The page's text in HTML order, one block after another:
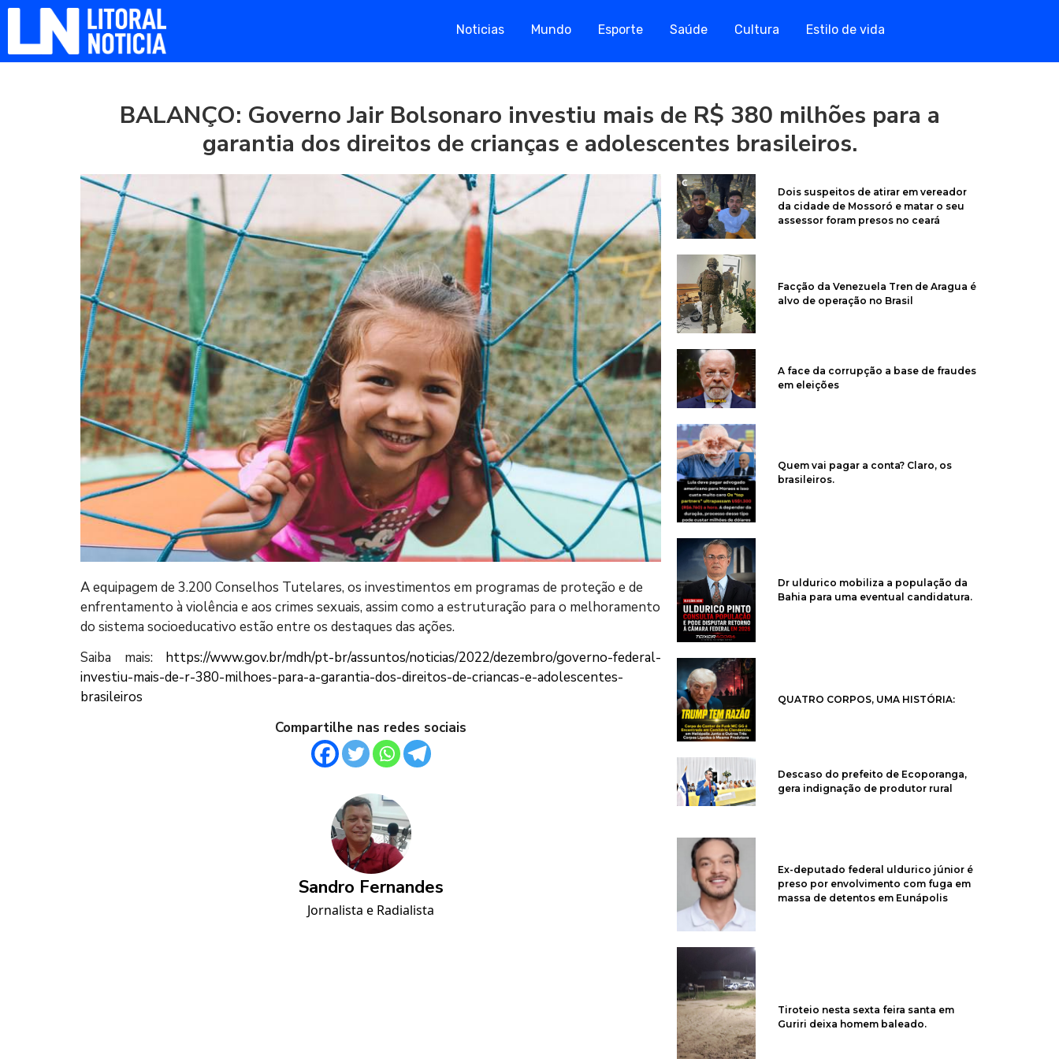
Noticias Mundo Esporte Saúde Cultura Estilo de vida
BALANÇO: Governo Jair Bolsonaro investiu mais de R$ 380 milhões para a
garantia dos direitos de crianças e adolescentes brasileiros.
A equipagem de 3.200 Conselhos Tutelares, os investimentos em programas de proteção e de
enfrentamento à violência e aos crimes sexuais, assim como a estruturação para o melhoramento
do sistema socioeducativo estão entre os destaques das ações.
Saiba mais: https://www.gov.br/mdh/pt-br/assuntos/noticias/2022/dezembro/governo-federal-
investiu-mais-de-r-380-milhoes-para-a-garantia-dos-direitos-de-criancas-e-adolescentes-
brasileiros
Compartilhe nas redes sociais
Sandro Fernandes
Jornalista e Radialista
Dois suspeitos de atirar em vereador
da cidade de Mossoró e matar o seu
assessor foram presos no ceará
Facção da Venezuela Tren de Aragua é
alvo de operação no Brasil
A face da corrupção a base de fraudes
em eleições
Quem vai pagar a conta? Claro, os
brasileiros.
Dr uldurico mobiliza a população da
Bahia para uma eventual candidatura.
QUATRO CORPOS, UMA HISTÓRIA:
Descaso do prefeito de Ecoporanga,
gera indignação de produtor rural
Ex-deputado federal uldurico júnior é
preso por envolvimento com fuga em
massa de detentos em Eunápolis
Tiroteio nesta sexta feira santa em
Guriri deixa homem baleado.